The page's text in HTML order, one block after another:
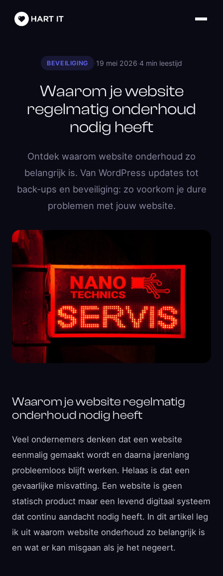
BEVEILIGING ·19 mei 2026·4 min leestijd
Waarom je website
regelmatig onderhoud
nodig heeft
Ontdek waarom website onderhoud zo
belangrijk is. Van WordPress updates tot
back-ups en beveiliging: zo voorkom je dure
problemen met jouw website.
Waarom je website regelmatig
onderhoud nodig heeft
Veel ondernemers denken dat een website
eenmalig gemaakt wordt en daarna jarenlang
probleemloos blijft werken. Helaas is dat een
gevaarlijke misvatting. Een website is geen
statisch product maar een levend digitaal systeem
dat continu aandacht nodig heeft. In dit artikel leg
ik uit waarom website onderhoud zo belangrijk is
en wat er kan misgaan als je het negeert.